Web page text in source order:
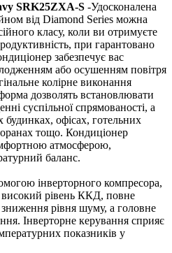
SRK25ZXA-S -Удосконалена
від Diamond Series можна
класу, коли ви отримуєте
при гарантовано
забезпечує вас
або осушенням повітря
колірне виконання
дозволять встановлювати
суспільної спрямованості, а
офісах, готельних
тощо. Кондиціонер
атмосферою,
баланс.
інверторного компресора,
високий рівень ККД, повне
рівня шуму, а головне
Інверторне керування сприяє
показників у